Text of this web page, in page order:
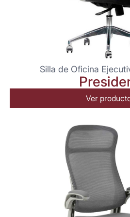
Silla de Oficina
Ver